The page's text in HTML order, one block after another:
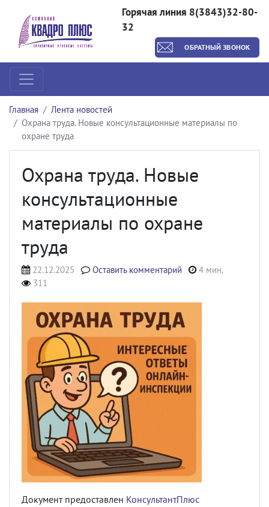
Горячая линия 8(3843)32-80-
32
ОБРАТНЫЙ ЗВОНОК
Главная
Лента новостей
Охрана труда. Новые консультационные материалы по
охране труда
Охрана труда. Новые
консультационные
материалы по охране
труда
22.12.2025 Оставить комментарий
4 мин.
311
Документ предоставлен КонсультантПлюс